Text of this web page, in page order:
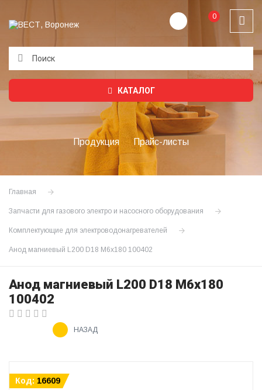
0
КАТАЛОГ
Продукция Прайс-листы
Главная
Запчасти для газового электро и насосного оборудования
Комплектующие для электроводонагревателей
Анод магниевый L200 D18 M6x180 100402
Анод магниевый L200 D18 M6x180
100402
НАЗАД
Код: 16609